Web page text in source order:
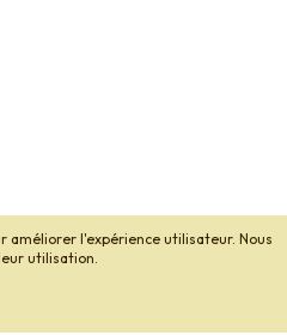
améliorer l'expérience utilisateur. Nous
utilisation.